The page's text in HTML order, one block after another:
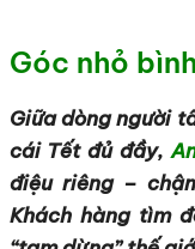
Góc nhỏ
Giữa dòng người
cái Tết đủ đầy,
điệu riêng –
Khách hàng tìm